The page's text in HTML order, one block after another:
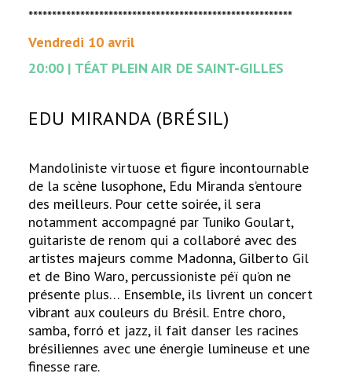
********************************************************
Vendredi 10 avril
20:00 | TÉAT PLEIN AIR DE SAINT-GILLES
EDU MIRANDA (BRÉSIL)
Mandoliniste virtuose et figure incontournable
de la scène lusophone, Edu Miranda s’entoure
des meilleurs. Pour cette soirée, il sera
notamment accompagné par Tuniko Goulart,
guitariste de renom qui a collaboré avec des
artistes majeurs comme Madonna, Gilberto Gil
et de Bino Waro, percussioniste péï qu’on ne
présente plus… Ensemble, ils livrent un concert
vibrant aux couleurs du Brésil. Entre choro,
samba, forró et jazz, il fait danser les racines
brésiliennes avec une énergie lumineuse et une
finesse rare.